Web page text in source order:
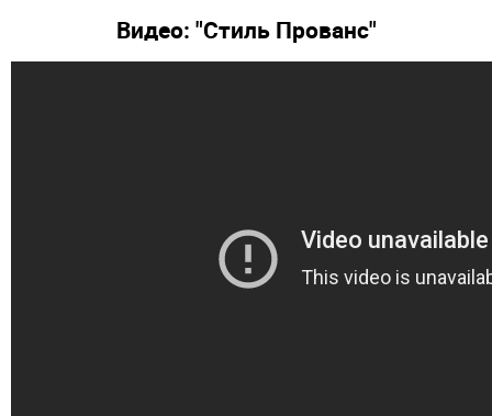
Видео: "Cтиль Прованс"